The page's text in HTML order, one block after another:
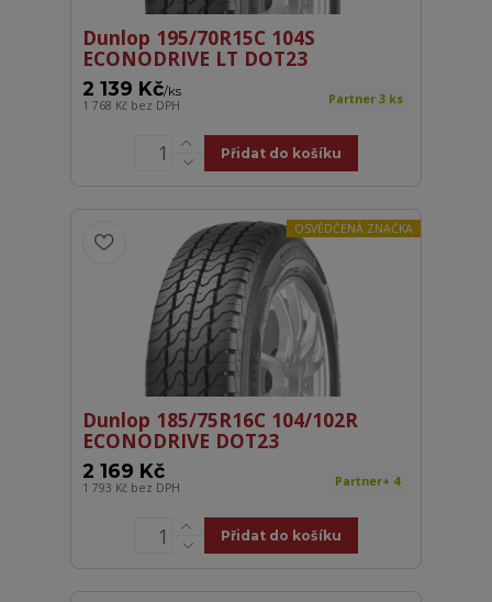
Dunlop 195/70R15C 104S
ECONODRIVE LT DOT23
2 139 Kč/ks
1 768 Kč bez DPH Partner 3 ks
Přidat do košíku
OSVĚDČENÁ ZNAČKA
Dunlop 185/75R16C 104/102R
ECONODRIVE DOT23
2 169 Kč
1 793 Kč bez DPH Partner+ 4
Přidat do košíku